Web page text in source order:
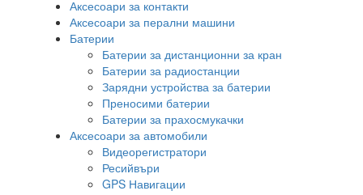
Аксесоари за контакти
Аксесоари за перални машини
Батерии
Батерии за дистанционни за кран
Батерии за радиостанции
Зарядни устройства за батерии
Преносими батерии
Батерии за прахосмукачки
Аксесоари за автомобили
Видеорегистратори
Ресийвъри
GPS Навигации